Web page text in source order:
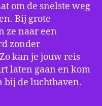
om de snelste weg
Bij grote
ze naar een
zonder
kan je jouw reis
laten gaan en kom
bij de luchthaven.